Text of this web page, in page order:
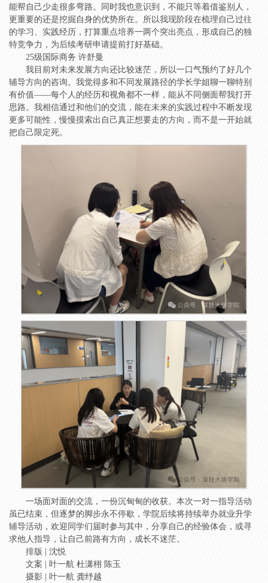
能帮自己少走很多弯路。同时我也意识到，不能只等着借鉴别人，
更重要的还是挖掘自身的优势所在。所以我现阶段在梳理自己过往
的学习、实践经历，打算重点培养一两个突出亮点，形成自己的独
特竞争力，为后续考研申请提前打好基础。
25级国际商务 许舒曼
我目前对未来发展方向还比较迷茫，所以一口气预约了好几个
辅导方向的咨询。我觉得多和不同发展路径的学长学姐聊一聊特别
有价值——每个人的经历和视角都不一样，能从不同侧面帮我打开
思路。我相信通过和他们的交流，能在未来的实践过程中不断发现
更多可能性，慢慢摸索出自己真正想要走的方向，而不是一开始就
把自己限定死。
一场面对面的交流，一份沉甸甸的收获。本次一对一指导活动
虽已结束，但逐梦的脚步永不停歇，学院后续将持续举办就业升学
辅导活动，欢迎同学们届时参与其中，分享自己的经验体会，或寻
求他人指导，让自己前路有方向，成长不迷茫。
排版 | 沈悦
文案 | 叶一航 杜潇栩 陈玉
摄影 | 叶一航 龚纾越